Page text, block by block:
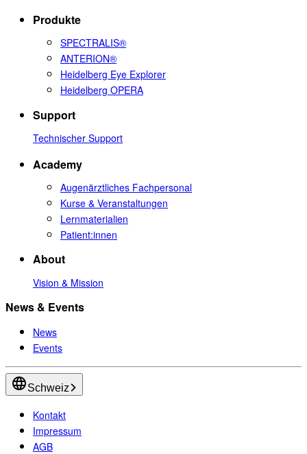
Produkte
SPECTRALIS®
ANTERION®
Heidelberg Eye Explorer
Heidelberg OPERA
Support
Technischer Support
Academy
Augenärztliches Fachpersonal
Kurse & Veranstaltungen
Lernmaterialien
Patient:innen
About
Vision & Mission
News & Events
News
Events
Schweiz
Kontakt
Impressum
AGB